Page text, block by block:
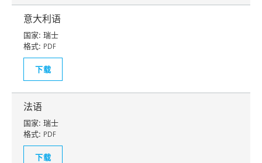
意大利语
国家: 瑞士
格式: PDF
下载
法语
国家: 瑞士
格式: PDF
下载